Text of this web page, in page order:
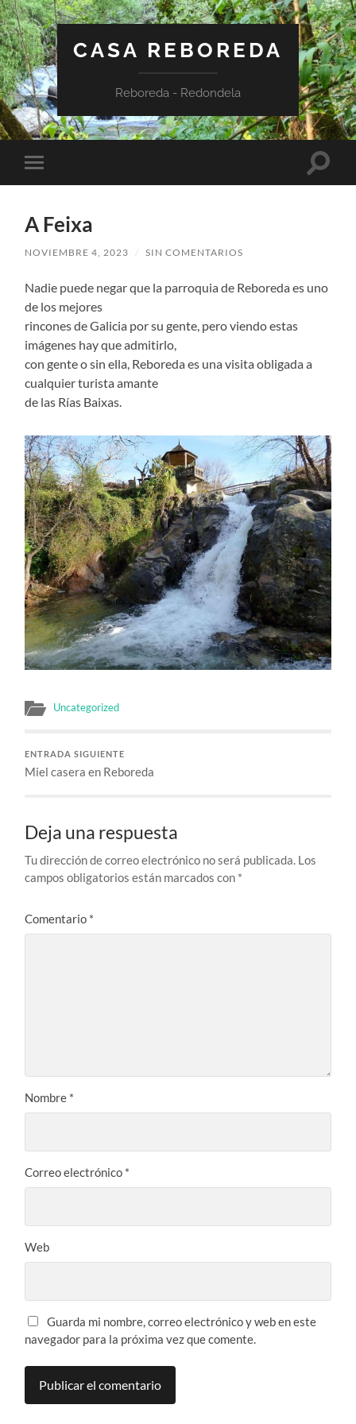
CASA REBOREDA
Reboreda - Redondela
Alternar
el
móvil
A Feixa
NOVIEMBRE 4, 2023 / SIN COMENTARIOS
Nadie puede negar que la parroquia de Reboreda es uno
de los mejores
rincones de Galicia por su gente, pero viendo estas
imágenes hay que admitirlo,
con gente o sin ella, Reboreda es una visita obligada a
cualquier turista amante
de las Rías Baixas.
Uncategorized
ENTRADA SIGUIENTE
Miel casera en Reboreda
Deja una respuesta
Tu dirección de correo electrónico no será publicada. Los
campos obligatorios están marcados con *
Comentario *
Nombre *
Correo electrónico *
Web
Guarda mi nombre, correo electrónico y web en este
navegador para la próxima vez que comente.